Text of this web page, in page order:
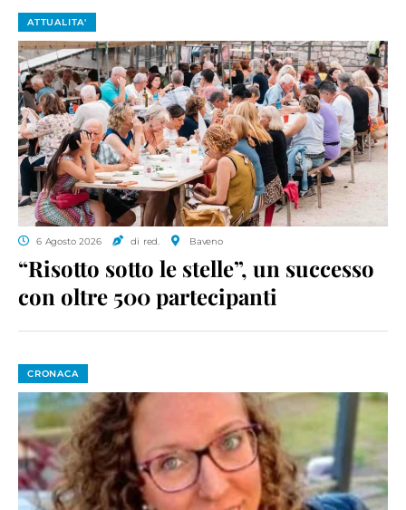
ATTUALITA'
6 Agosto 2026 di red. Baveno
“Risotto sotto le stelle”, un successo
con oltre 500 partecipanti
CRONACA